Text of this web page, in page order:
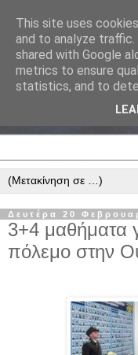
Δευτέρα 20
3+4 μαθήματα
πόλεμο στην
This site uses
and to analyze traffic.
shared with Google
metrics to ensure
statistics, and to